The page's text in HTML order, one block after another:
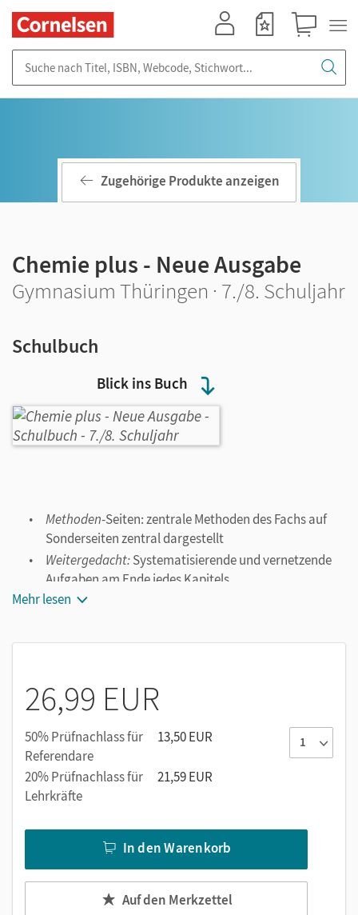
Blick ins Buch
Zugehörige Produkte anzeigen
Chemie plus - Neue Ausgabe
Gymnasium Thüringen · 7./8. Schuljahr
Schulbuch
Methoden-Seiten: zentrale Methoden des Fachs auf
Sonderseiten zentral dargestellt
Weitergedacht:Systematisierende und vernetzende
Aufgaben am Ende jedes Kapitels
Teste dich
Selbst untersucht: Vor jedem Lernabschnitt klare
Mehr lesen
26,99 EUR
50% Prüfnachlass für
Referendare
13,50 EUR
20% Prüfnachlass für
Lehrkräfte
21,59 EUR
In den Warenkorb
Auf den Merkzettel